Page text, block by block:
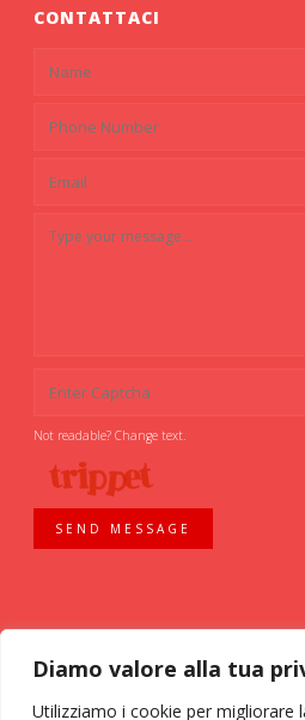
Diamo valore alla tua
Utilizziamo i cookie per migliorare
CONTATTACI
Not readable? Change text.
SEND MESSAGE